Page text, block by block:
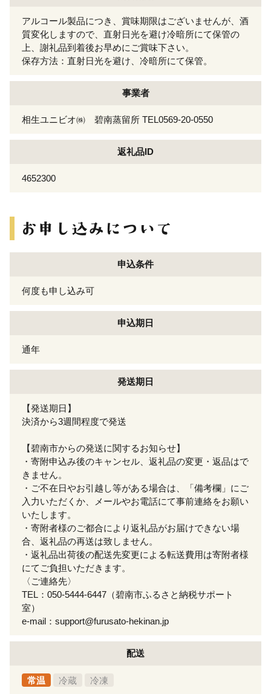
アルコール製品につき、賞味期限はございませんが、酒
質変化しますので、直射日光を避け冷暗所にて保管の
上、謝礼品到着後お早めにご賞味下さい。
保存方法：直射日光を避け、冷暗所にて保管。
事業者
相生ユニビオ㈱ 碧南蒸留所 TEL0569-20-0550
返礼品ID
4652300
申込条件
何度も申し込み可
申込期日
通年
発送期日
【発送期日】
決済から3週間程度で発送
【碧南市からの発送に関するお知らせ】
・寄附申込み後のキャンセル、返礼品の変更・返品はで
きません。
・ご不在日やお引越し等がある場合は、「備考欄」にご
入力いただくか、メールやお電話にて事前連絡をお願い
いたします。
・寄附者様のご都合により返礼品がお届けできない場
合、返礼品の再送は致しません。
・返礼品出荷後の配送先変更による転送費用は寄附者様
にてご負担いただきます。
〈ご連絡先〉
TEL：050-5444-6447（碧南市ふるさと納税サポート
室）
e-mail：support@furusato-hekinan.jp
配送
常温 冷蔵 冷凍